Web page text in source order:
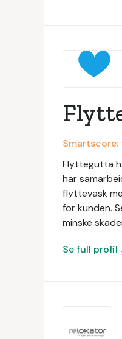
Flyttegutta
har
flyttevask
for kunden.
minske
Se full profil